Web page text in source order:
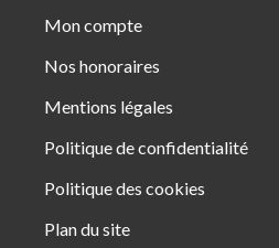
Mon compte
Nos honoraires
Mentions légales
Politique de confidentialité
Politique des cookies
Plan du site